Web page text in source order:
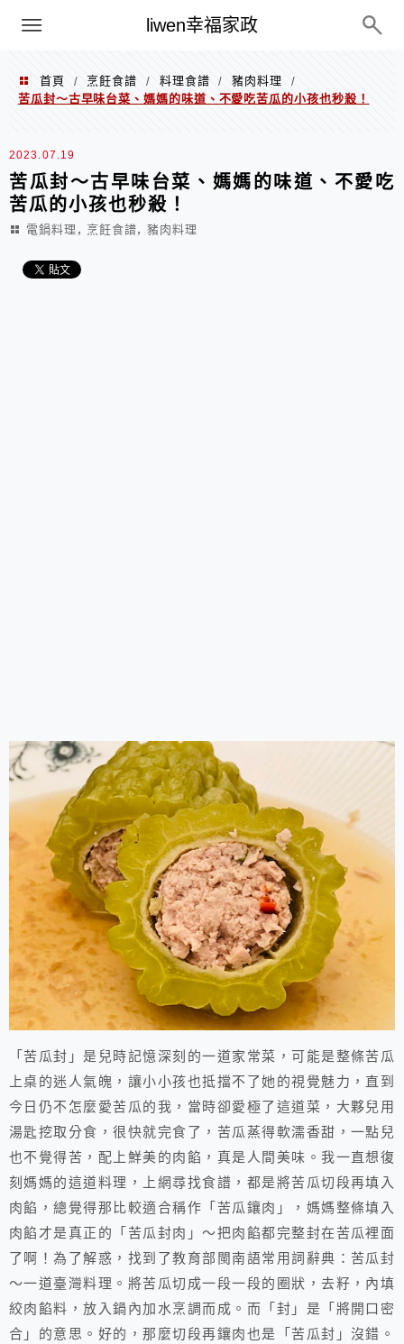
liwen幸福家政
menu
首頁 / 烹飪食譜 / 料理食譜 / 豬肉料理
/
苦瓜封～古早味台菜、媽媽的味道、不愛吃苦瓜的小孩也秒殺！
2023.07.19
苦瓜封～古早味台菜、媽媽的味道、不愛吃
苦瓜的小孩也秒殺！
電鍋料理 , 烹飪食譜, 豬肉料理
「苦瓜封」是兒時記憶深刻的一道家常菜，可能是整條苦瓜
上桌的迷人氣魄，讓小小孩也抵擋不了她的視覺魅力，直到
今日仍不怎麼愛苦瓜的我，當時卻愛極了這道菜，大夥兒用
湯匙挖取分食，很快就完食了，苦瓜蒸得軟濡香甜，一點兒
也不覺得苦，配上鮮美的肉餡，真是人間美味。我一直想復
刻媽媽的這道料理，上網尋找食譜，都是將苦瓜切段再填入
肉餡，總覺得那比較適合稱作「苦瓜鑲肉」，媽媽整條填入
肉餡才是真正的「苦瓜封肉」～把肉餡都完整封在苦瓜裡面
了啊！為了解惑，找到了教育部閩南語常用詞辭典：苦瓜封
～一道臺灣料理。將苦瓜切成一段一段的圈狀，去籽，內填
絞肉餡料，放入鍋內加水烹調而成。而「封」是「將開口密
合」的意思。好的，那麼切段再鑲肉也是「苦瓜封」沒錯。